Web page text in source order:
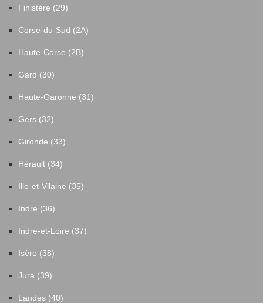
Finistère (29)
Corse-du-Sud (2A)
Haute-Corse (2B)
Gard (30)
Haute-Garonne (31)
Gers (32)
Gironde (33)
Hérault (34)
Ille-et-Vilaine (35)
Indre (36)
Indre-et-Loire (37)
Isère (38)
Jura (39)
Landes (40)